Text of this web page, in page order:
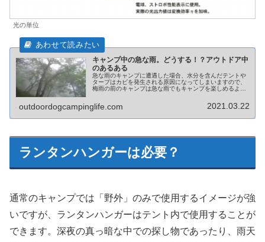
光の単位
キャンプ中の急な雨。どうする！？アウトドア中
のあるある
急な雨のキャンプに遭遇した場合、水分を含んだテントや
タープはカビを発生される原因になってしまいますので、
梅雨の前のキャンプは急な雨でもキャンプを楽しめるよう
outdoordogcampinglife.com 2021.03.22
ランタンハンガーは必要？
通常のキャンプでは「野外」のみで使用するイメージが強
いですが、ランタンハンガーはテント内で使用することが
できます。深夜の真っ暗な中での探し物であったり、雨天